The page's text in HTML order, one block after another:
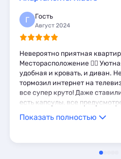
Шале
Мини-отели
Шале 1
1
Санатории
Комнаты 2
Апартаменты
Мини-отели
Г Гость
Август 2024
Невероятно приятная
Месторасположение ❤️‍🔥
удобная и кровать, и диван.
тормозил интернет на
все супер круто! Даже
есть капсулы, все
Показать полностью